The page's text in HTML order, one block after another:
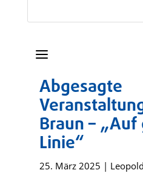
a
Abgesagte
Braun –
Linie“
25. März 2025 |